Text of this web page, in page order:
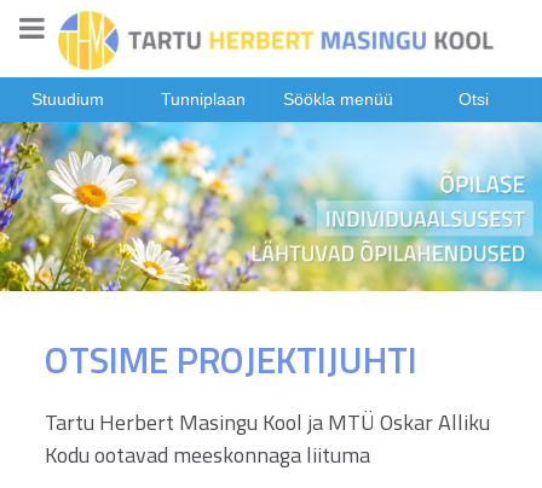
Stuudium Tunniplaan Söökla menüü Otsi
OTSIME PROJEKTIJUHTI
Tartu Herbert Masingu Kool ja MTÜ Oskar Alliku
Kodu ootavad meeskonnaga liituma